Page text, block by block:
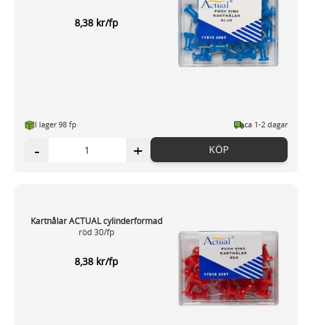
8,38 kr/fp
I lager 98 fp ca 1-2 dagar
- + KÖP
Kartnålar ACTUAL cylinderformad
röd 30/fp
8,38 kr/fp